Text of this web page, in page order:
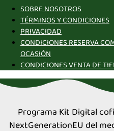
SOBRE NOSOTROS
TÉRMINOS Y CONDICIONES
PRIVACIDAD
CONDICIONES RESERVA
OCASIÓN
CONDICIONES VENTA DE
Programa Kit Digital
NextGenerationEU del